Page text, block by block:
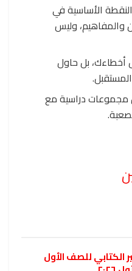
النقطة الأساسية في
والمفاهيم، وليس
أخطاءك، بل حاول
دراسية مع
الكتابي للصف الأول